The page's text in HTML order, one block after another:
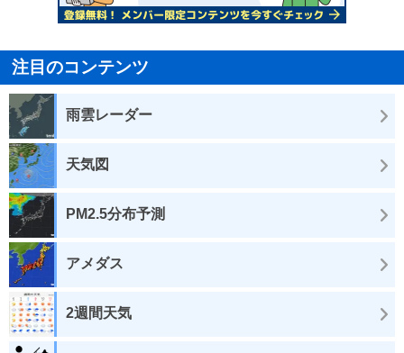
注目のコンテンツ
雨雲レーダー
天気図
PM2.5分布予測
アメダス
2週間天気